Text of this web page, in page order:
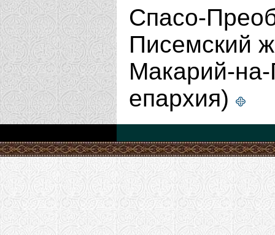
Спасо-
Писемский
Макарий-
епархия)